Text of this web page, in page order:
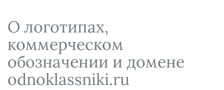
фирмы
Кейсы
Вакансии
Сопровождение бизнеса
Ведение уголовных дел
Защита активов
Ведение дел о банкротстве
Аудиоподкасты
Видеоподкасты
Справочная
Вопросы-ответы
О логотипах,
коммерческом
обозначении и домене
odnoklassniki.ru